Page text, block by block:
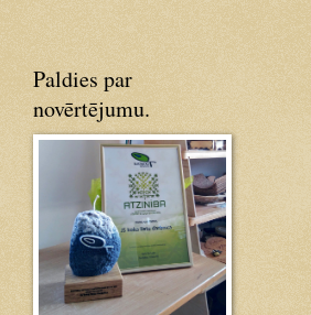
Paldies par
novērtējumu.